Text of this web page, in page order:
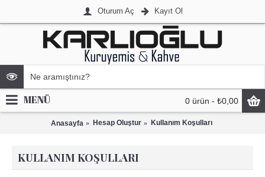
Oturum Aç Kayıt Ol
0 ürün - ₺0,00
MENÜ
Anasayfa Hesap Oluştur Kullanım Koşulları
KULLANIM KOŞULLARI